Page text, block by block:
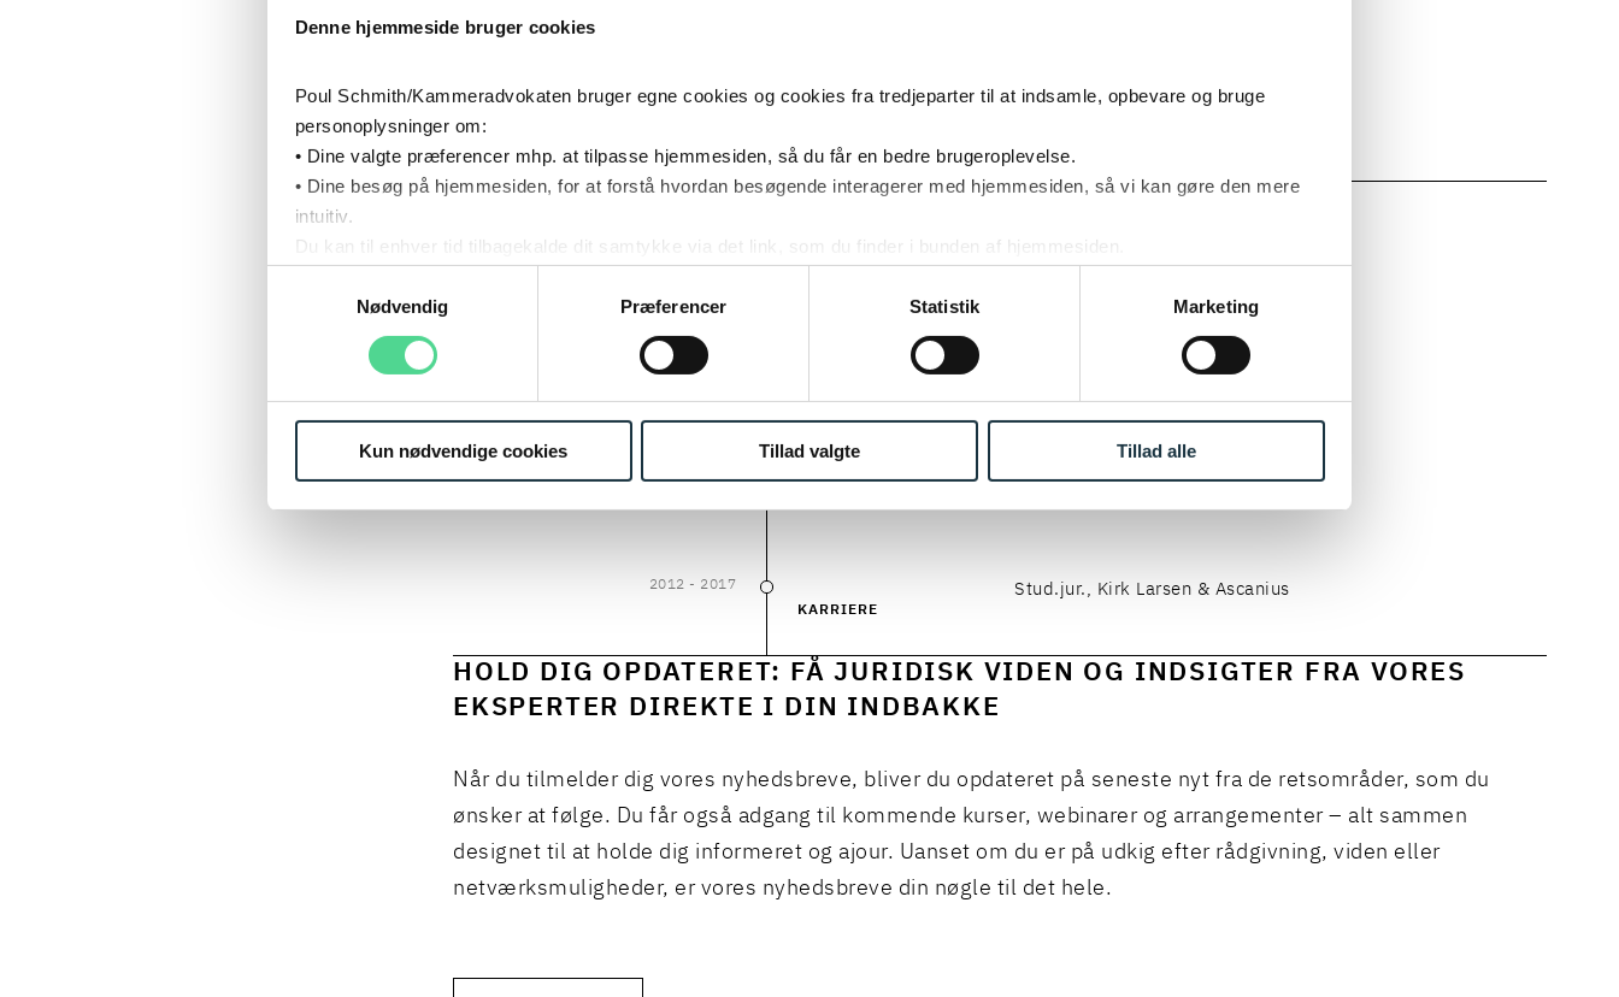
Denne hjemmeside bruger cookies
Poul Schmith/Kammeradvokaten bruger egne cookies og cookies fra tredjeparter til at indsamle, opbevare og bruge
personoplysninger om:
• Dine valgte præferencer mhp. at tilpasse hjemmesiden, så du får en bedre brugeroplevelse.
• Dine besøg på hjemmesiden, for at forstå hvordan besøgende interagerer med hjemmesiden, så vi kan gøre den mere
intuitiv.
Du kan til enhver tid tilbagekalde dit samtykke via det link, som du finder i bunden af hjemmesiden.
Læs mere om vores behandling af personoplysninger her.
Nødvendig
Præferencer Statistik Marketing
Kun nødvendige cookies Tillad valgte Tillad alle
SPECIALER
INSOLVENS OG REKONSTRUKTION
2018
- NU
KARRIERE
Poul Schmith/Kammeradvokaten
2017
- 2018
2017–2018
2015–2017
2012 - 2017
KARRIERE
Stud.jur., Kirk Larsen & Ascanius
HOLD DIG OPDATERET: FÅ JURIDISK VIDEN OG INDSIGTER FRA VORES
EKSPERTER DIREKTE I DIN INDBAKKE
Når du tilmelder dig vores nyhedsbreve, bliver du opdateret på seneste nyt fra de retsområder, som du
ønsker at følge. Du får også adgang til kommende kurser, webinarer og arrangementer – alt sammen
designet til at holde dig informeret og ajour. Uanset om du er på udkig efter rådgivning, viden eller
netværksmuligheder, er vores nyhedsbreve din nøgle til det hele.